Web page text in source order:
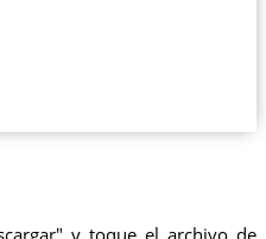
y toque el archivo de